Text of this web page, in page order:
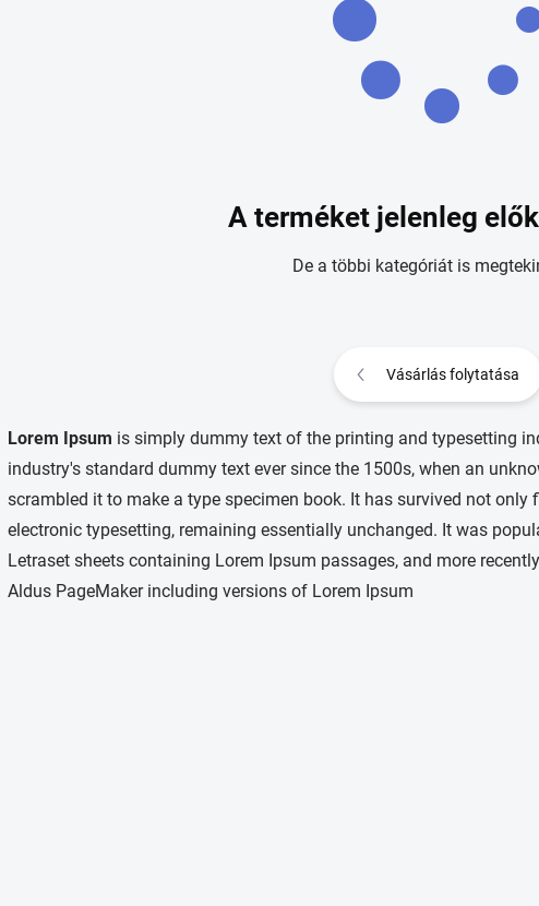
A terméket jelenleg
De a többi kategóriát is
Vásárlás folytatása
Lorem Ipsum is simply dummy text of the printing and typesetting
industry's standard dummy text ever since the 1500s, when an
scrambled it to make a type specimen book. It has survived not only
electronic typesetting, remaining essentially unchanged. It was
Letraset sheets containing Lorem Ipsum passages, and more
Aldus PageMaker including versions of Lorem Ipsum